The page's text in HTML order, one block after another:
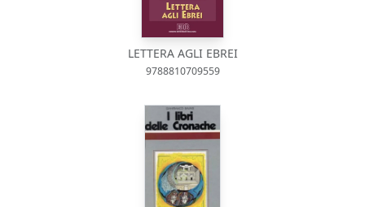
LETTERA AGLI EBREI
9788810709559